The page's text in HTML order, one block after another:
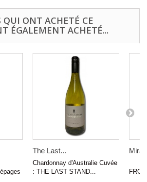
QUI ONT ACHETÉ CE
ÉGALEMENT ACHETÉ...
The Last...
Chardonnay d'Australie Cuvée
: THE LAST STAND...